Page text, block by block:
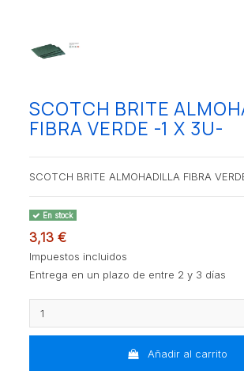
SCOTCH BRITE
FIBRA VERDE -1 X 3U-
SCOTCH BRITE ALMOHADILLA FIBRA
En stock
3,13 €
Impuestos incluidos
Entrega en un plazo de entre 2 y 3 días
Añadir al carrito